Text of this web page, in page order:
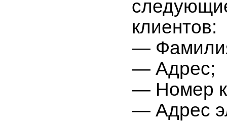
клиентов:
—
— Адрес;
— Номер
— Адрес